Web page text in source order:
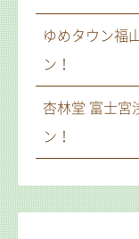
ゆめタウン福
ン！
杏林堂 富士宮
ン！